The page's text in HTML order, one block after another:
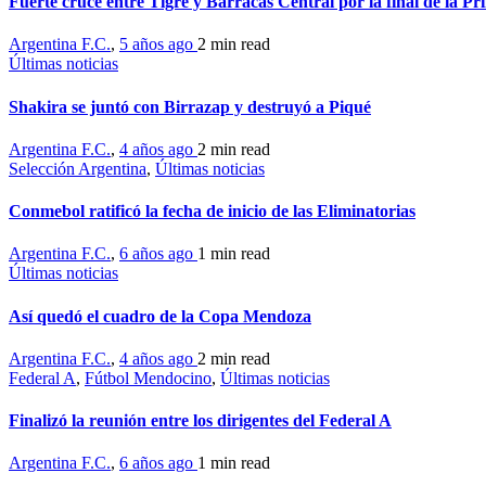
Argentina F.C., 5 años ago 2 min read
Últimas noticias
Shakira se juntó con Birrazap y destruyó a Piqué
Argentina F.C., 4 años ago 2 min read
Selección Argentina, Últimas noticias
Conmebol ratificó la fecha de inicio de las Eliminatorias
Argentina F.C., 6 años ago 1 min read
Últimas noticias
Así quedó el cuadro de la Copa Mendoza
Argentina F.C., 4 años ago 2 min read
Federal A, Fútbol Mendocino, Últimas noticias
Finalizó la reunión entre los dirigentes del Federal A
Argentina F.C., 6 años ago 1 min read